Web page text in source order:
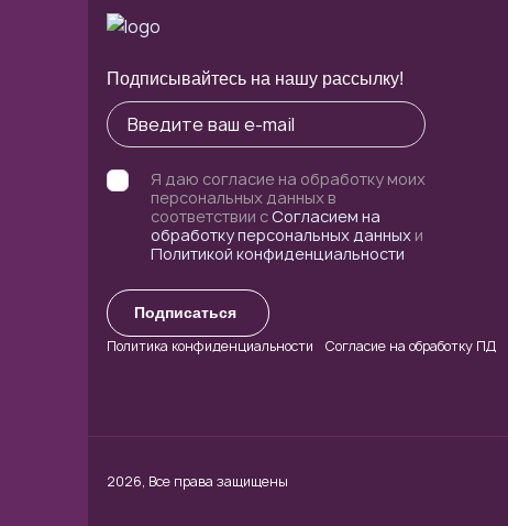
Подписывайтесь на нашу рассылку!
Я даю согласие на обработку моих
персональных данных в
соответствии сСогласием на
обработку персональных данных и
Политикой конфиденциальности
Подписаться
Политика конфиденциальности Cогласие на обработку ПД
2026, Все права защищены